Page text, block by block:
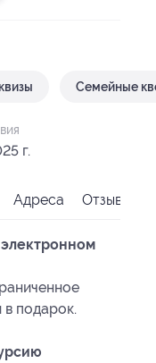
Семейные
г.
Адреса Отзывы
в подарок.